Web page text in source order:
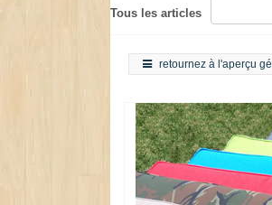
Tous les articles
retournez à l'aperçu